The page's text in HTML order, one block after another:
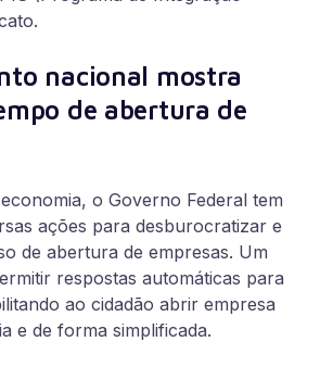
nacional mostra
de abertura de
o Governo Federal tem
ações para desburocratizar e
de abertura de empresas. Um
respostas automáticas para
ao cidadão abrir empresa
e de forma simplificada.